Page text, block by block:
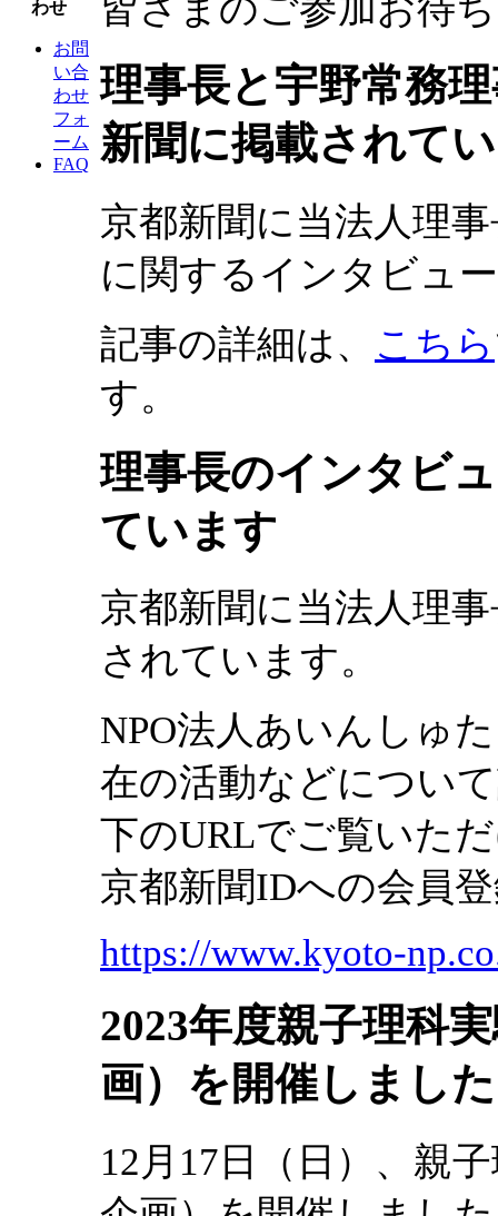
わせ
お問
い合
わせ
フォ
ーム
FAQ
皆さまのご参加お待
理事長と宇野常務
新聞に掲載されて
京都新聞に当法人理
に関するインタビュ
記事の詳細は、
こちら
す。
理事長のインタビ
ています
京都新聞に当法人理
されています。
NPO法人あいんしゅ
在の活動などについ
下のURLでご覧いた
京都新聞IDへの会員
https://www.kyoto-
2023年度親子理科
画）を開催しました
12月17日（日）、親